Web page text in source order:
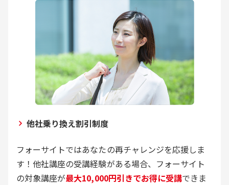
他社乗り換え割引制度
フォーサイトではあなたの再チャレンジを応援しま
す！他社講座の受講経験がある場合、フォーサイト
の対象講座が最大10,000円引きでお得に受講できま